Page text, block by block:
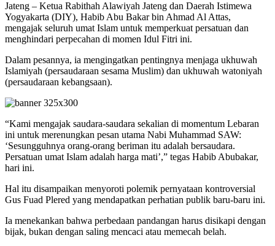
Jateng – Ketua Rabithah Alawiyah Jateng dan Daerah Istimewa
Yogyakarta (DIY), Habib Abu Bakar bin Ahmad Al Attas,
mengajak seluruh umat Islam untuk memperkuat persatuan dan
menghindari perpecahan di momen Idul Fitri ini.
Dalam pesannya, ia mengingatkan pentingnya menjaga ukhuwah
Islamiyah (persaudaraan sesama Muslim) dan ukhuwah watoniyah
(persaudaraan kebangsaan).
“Kami mengajak saudara-saudara sekalian di momentum Lebaran
ini untuk merenungkan pesan utama Nabi Muhammad SAW:
‘Sesungguhnya orang-orang beriman itu adalah bersaudara.
Persatuan umat Islam adalah harga mati’,” tegas Habib Abubakar,
hari ini.
Hal itu disampaikan menyoroti polemik pernyataan kontroversial
Gus Fuad Plered yang mendapatkan perhatian publik baru-baru ini.
Ia menekankan bahwa perbedaan pandangan harus disikapi dengan
bijak, bukan dengan saling mencaci atau memecah belah.